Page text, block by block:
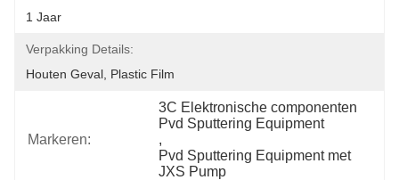
1 Jaar
Verpakking Details:
Houten Geval, Plastic Film
Markeren:
3C Elektronische componenten
Pvd Sputtering Equipment
,
Pvd Sputtering Equipment met
JXS Pump